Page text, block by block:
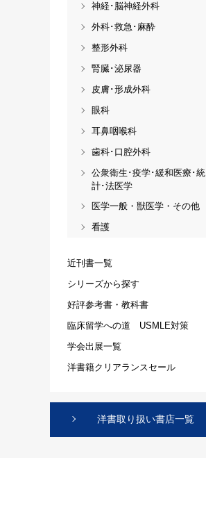
神経･脳神経外科
外科･救急･麻酔
整形外科
腎臓･泌尿器
皮膚･形成外科
眼科
耳鼻咽喉科
歯科･口腔外科
公衆衛生･疫学･緩和医療･統
計･法医学
医学一般・獣医学・その他
看護
近刊書一覧
シリーズから探す
好評参考書・教科書
臨床留学への道 USMLE対策
学会出展一覧
洋書籍クリアランスセール
洋書取り扱い書店一覧